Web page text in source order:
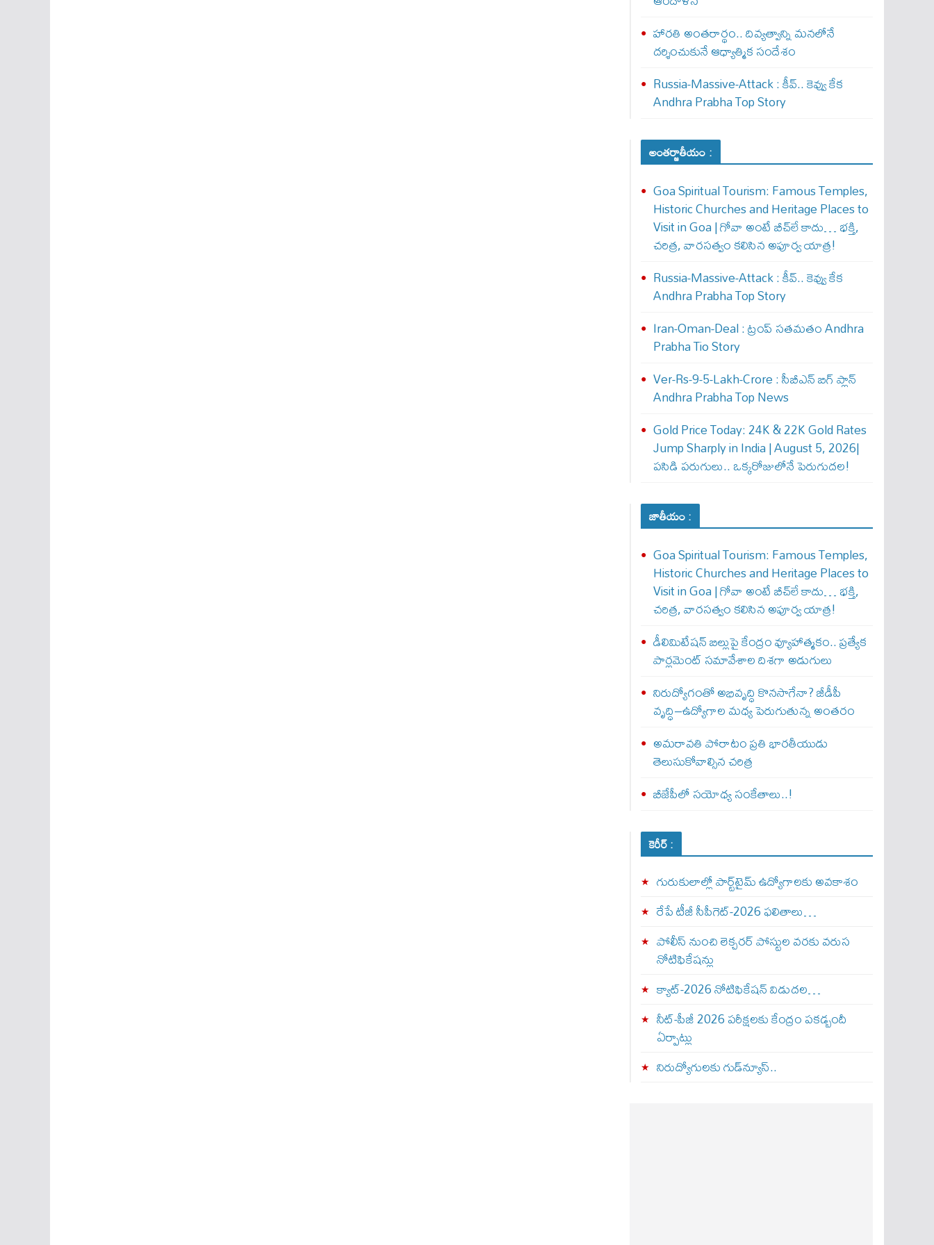
హారతి అంతరార్థం.. దివ్యత్వాన్ని మనలోనే
దర్శించుకునే ఆధ్యాత్మిక సందేశం
Russia-Massive-Attack : కీవ్‌.. కెవ్వు కేక‌
Andhra Prabha Top Story
అంతర్జాతీయం :
Goa Spiritual Tourism: Famous Temples,
Historic Churches and Heritage Places to
Visit in Goa | గోవా అంటే బీచ్‌లే కాదు… భక్తి,
చరిత్ర, వారసత్వం కలిసిన అపూర్వ యాత్ర!
Russia-Massive-Attack : కీవ్‌.. కెవ్వు కేక‌
Andhra Prabha Top Story
Iran-Oman-Deal : ట్రంప్ స‌త‌మ‌తం Andhra
Prabha Tio Story
Ver-Rs-9-5-Lakh-Crore : సీబీఎన్ బిగ్ ప్లాన్
Andhra Prabha Top News
Gold Price Today: 24K & 22K Gold Rates
Jump Sharply in India | August 5, 2026|
పసిడి పరుగులు.. ఒక్కరోజులోనే పెరుగుద‌ల‌!
జాతీయం :
Goa Spiritual Tourism: Famous Temples,
Historic Churches and Heritage Places to
Visit in Goa | గోవా అంటే బీచ్‌లే కాదు… భక్తి,
చరిత్ర, వారసత్వం కలిసిన అపూర్వ యాత్ర!
డీలిమిటేషన్ బిల్లుపై కేంద్రం వ్యూహాత్మకం.. ప్రత్యేక
పార్లమెంట్ సమావేశాల దిశగా అడుగులు
నిరుద్యోగంతో అభివృద్ధి కొనసాగేనా? జీడీపీ
వృద్ధి–ఉద్యోగాల మధ్య పెరుగుతున్న అంతరం
అమరావతి పోరాటం ప్రతి భారతీయుడు
తెలుసుకోవాల్సిన చరిత్ర
బీజేపీలో సయోధ్య సంకేతాలు..!
కెరీర్ :
గురుకులాల్లో పార్ట్‌టైమ్ ఉద్యోగాలకు అవకాశం
రేపే టీజీ సీపీగెట్‌-2026 ఫలితాలు…
పోలీస్ నుంచి లెక్చరర్ పోస్టుల వరకు వరుస
నోటిఫికేషన్లు
క్యాట్-2026 నోటిఫికేషన్ విడుదల…
నీట్-పీజీ 2026 పరీక్షలకు కేంద్రం పకడ్బందీ
ఏర్పాట్లు
నిరుద్యోగులకు గుడ్‌న్యూస్..